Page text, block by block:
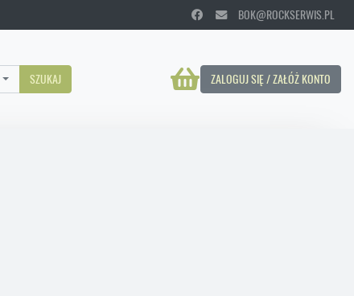
BOK@ROCKSERWIS.PL
ZALOGUJ SIĘ / ZAŁÓŻ KONTO
SZUKAJ